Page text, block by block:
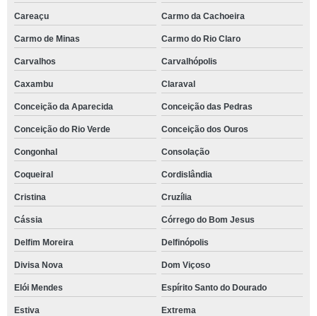
Careaçu Carmo da Cachoeira
Carmo de Minas Carmo do Rio Claro
Carvalhos Carvalhópolis
Caxambu Claraval
Conceição da Aparecida Conceição das Pedras
Conceição do Rio Verde Conceição dos Ouros
Congonhal Consolação
Coqueiral Cordislândia
Cristina Cruzília
Cássia Córrego do Bom Jesus
Delfim Moreira Delfinópolis
Divisa Nova Dom Viçoso
Elói Mendes Espírito Santo do Dourado
Estiva Extrema